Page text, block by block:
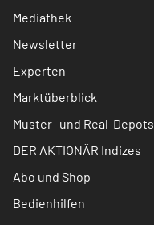
Mediathek
Newsletter
Experten
Marktüberblick
Muster- und Real-Depots
DER AKTIONÄR Indizes
Abo und Shop
Bedienhilfen